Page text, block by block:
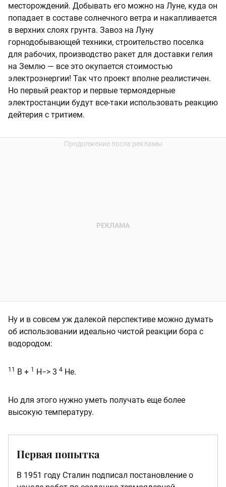
месторождений. Добывать его можно на Луне, куда он
попадает в составе солнечного ветра и накапливается
в верхних слоях грунта. Завоз на Луну
горнодобывающей техники, строительство поселка
для рабочих, производство ракет для доставки гелия
на Землю — все это окупается стоимостью
электроэнергии! Так что проект вполне реалистичен.
Но первый реактор и первые термоядерные
электростанции будут все-таки использовать реакцию
дейтерия с тритием.
Ну и в совсем уж далекой перспективе можно думать
об использовании идеально чистой реакции бора с
водородом:
11 B + 1 Н−> 3 4 He.
Но для этого нужно уметь получать еще более
высокую температуру.
Первая попытка
В 1951 году Сталин подписал постановление о